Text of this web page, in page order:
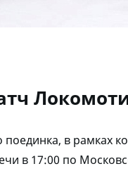
в рамках
в 17:00 по